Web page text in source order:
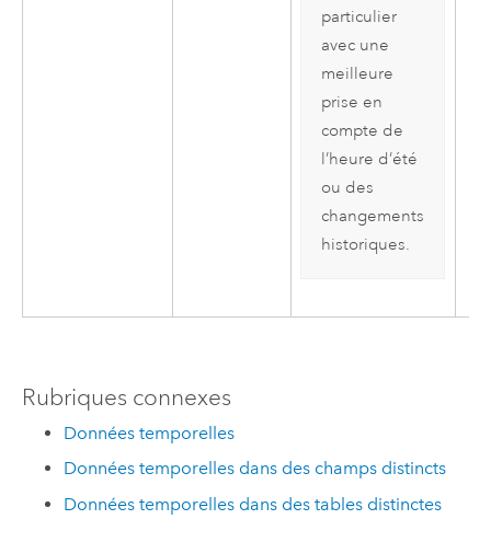
particulier
avec une
meilleure
prise en
compte de
l’heure d’été
ou des
changements
historiques.
Rubriques connexes
Données temporelles
Données temporelles dans des champs distincts
Données temporelles dans des tables distinctes